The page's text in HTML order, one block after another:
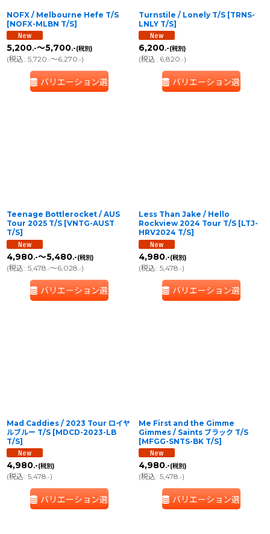
NOFX / Melbourne Hefe T/S
[NOFX-MLBN T/S]
5,200.-～5,700.-(税別)
(税込: 5,720.-～6,270.-)
バリエーション選択
Turnstile / Lonely T/S [TRNS-
LNLY T/S]
6,200.-(税別)
(税込: 6,820.-)
バリエーション選択
Teenage Bottlerocket / AUS
Tour 2025 T/S [VNTG-AUST
T/S]
4,980.-～5,480.-(税別)
(税込: 5,478.-～6,028.-)
バリエーション選択
Less Than Jake / Hello
Rockview 2024 Tour T/S [LTJ-
HRV2024 T/S]
4,980.-(税別)
(税込: 5,478.-)
バリエーション選択
Mad Caddies / 2023 Tour ロイヤ
ルブルー T/S [MDCD-2023-LB
T/S]
4,980.-(税別)
(税込: 5,478.-)
バリエーション選択
Me First and the Gimme
Gimmes / Saints ブラック T/S
[MFGG-SNTS-BK T/S]
4,980.-(税別)
(税込: 5,478.-)
バリエーション選択